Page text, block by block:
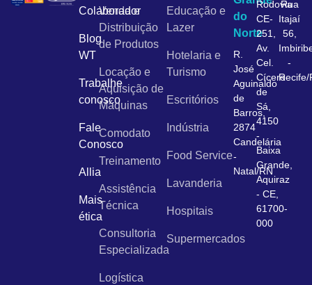
Colaborador
Blog
WT
Trabalhe
conosco
Fale
Conosco
Allia
Mais
ética
Venda e
Distribuição
de Produtos
Locação e
Aquisição de
Máquinas
Comodato
Treinamento
Assistência
Técnica
Consultoria
Especializada
Logística
Educação e
Lazer
Hotelaria e
Turismo
Escritórios
Indústria
Food Service
Lavanderia
Hospitais
Supermercados
do
Norte
R.
José
Aguinaldo
de
Barros,
2874
Candelária
-
Natal/RN
Rodovia
CE-
251,
Av.
Cel.
Cícero
de
Sá,
4150
-
Baixa
Grande,
Aquiraz
- CE,
61700-
000
Rua
Itajaí
56,
-
Recife/